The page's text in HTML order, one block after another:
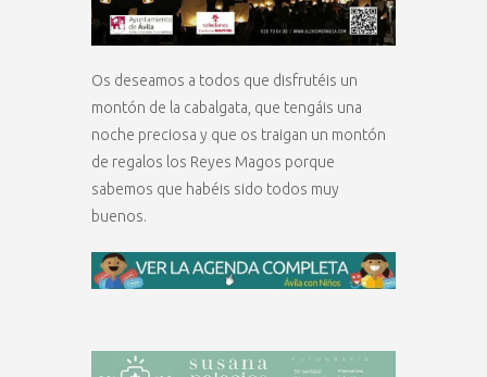
Os deseamos a todos que disfrutéis un
montón de la cabalgata, que tengáis una
noche preciosa y que os traigan un montón
de regalos los Reyes Magos porque
sabemos que habéis sido todos muy
buenos.